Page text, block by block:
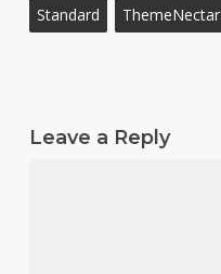
Standard
ThemeNectar
Leave a Reply